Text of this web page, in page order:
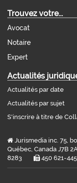
Trouvez votre...
Avocat
Notaire
Expert
Actualités
Actualités par date
Actualités par sujet
S'inscrire à titre de
Jurismedia inc. 75,
Québec, Canada J7B
8283
450 621-